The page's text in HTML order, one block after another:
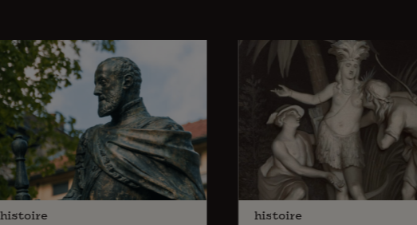
histoire histoire